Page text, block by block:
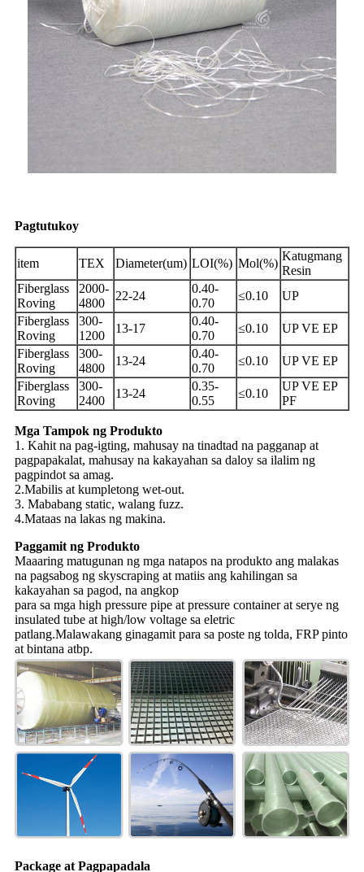
Pagtutukoy
item TEX Diameter(um) LOI(%) Mol(%)
Katugmang
Resin
Fiberglass
Roving
2000-
4800
22-24
0.40-
0.70
≤0.10
UP
Fiberglass
Roving
300-
1200
13-17
0.40-
0.70
≤0.10
UP VE EP
Fiberglass
Roving
300-
4800
13-24
0.40-
0.70
≤0.10
UP VE EP
Fiberglass
Roving
300-
2400
13-24
0.35-
0.55
≤0.10
UP VE EP
PF
Mga Tampok ng Produkto
1. Kahit na pag-igting, mahusay na tinadtad na pagganap at
pagpapakalat, mahusay na kakayahan sa daloy sa ilalim ng
pagpindot sa amag.
2.Mabilis at kumpletong wet-out.
3. Mababang static, walang fuzz.
4.Mataas na lakas ng makina.
Paggamit ng Produkto
Maaaring matugunan ng mga natapos na produkto ang malakas
na pagsabog ng skyscraping at matiis ang kahilingan sa
kakayahan sa pagod, na angkop
para sa mga high pressure pipe at pressure container at serye ng
insulated tube at high/low voltage sa eletric
patlang.Malawakang ginagamit para sa poste ng tolda, FRP pinto
at bintana atbp.
Package at Pagpapadala